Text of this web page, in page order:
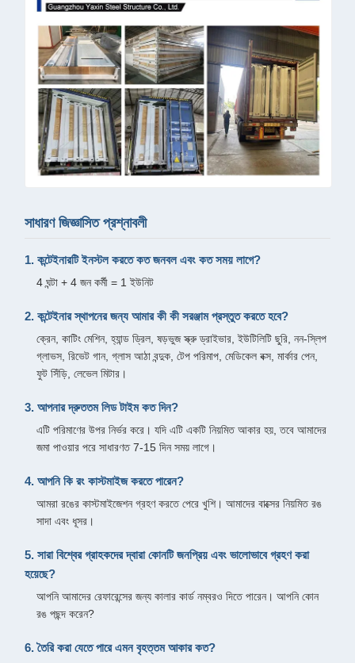
সাধারণ জিজ্ঞাসিত প্রশ্নাবলী
1. কন্টেইনারটি ইনস্টল করতে কত জনবল এবং কত সময় লাগে?
4 ঘন্টা + 4 জন কর্মী = 1 ইউনিট
2. কন্টেইনার স্থাপনের জন্য আমার কী কী সরঞ্জাম প্রস্তুত করতে হবে?
ক্রেন, কাটিং মেশিন, হ্যান্ড ড্রিল, ষড়ভুজ স্ক্রু ড্রাইভার, ইউটিলিটি ছুরি, নন-স্লিপ
গ্লাভস, রিভেট গান, গ্লাস আঠা বন্দুক, টেপ পরিমাপ, মেডিকেল বক্স, মার্কার পেন,
ফুট সিঁড়ি, লেভেল মিটার।
3. আপনার দ্রুততম লিড টাইম কত দিন?
এটি পরিমাণের উপর নির্ভর করে। যদি এটি একটি নিয়মিত আকার হয়, তবে আমাদের
জমা পাওয়ার পরে সাধারণত 7-15 দিন সময় লাগে।
4. আপনি কি রং কাস্টমাইজ করতে পারেন?
আমরা রঙের কাস্টমাইজেশন গ্রহণ করতে পেরে খুশি। আমাদের বাক্সের নিয়মিত রঙ
সাদা এবং ধূসর।
5. সারা বিশ্বের গ্রাহকদের দ্বারা কোনটি জনপ্রিয় এবং ভালোভাবে গ্রহণ করা
হয়েছে?
আপনি আমাদের রেফারেন্সের জন্য কালার কার্ড নম্বরও দিতে পারেন। আপনি কোন
রঙ পছন্দ করেন?
6. তৈরি করা যেতে পারে এমন বৃহত্তম আকার কত?